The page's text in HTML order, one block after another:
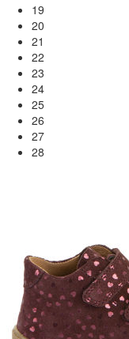
19
20
21
22
23
24
25
26
27
28